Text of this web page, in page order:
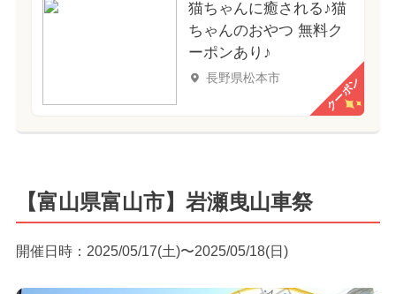
猫ちゃんに癒される♪猫
ちゃんのおやつ 無料ク
ーポンあり♪
長野県松本市 クーポン
【富山県富山市】岩瀬曳山車祭
開催日時：2025/05/17(土)〜2025/05/18(日)